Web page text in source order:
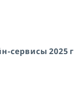
сервисы 2025